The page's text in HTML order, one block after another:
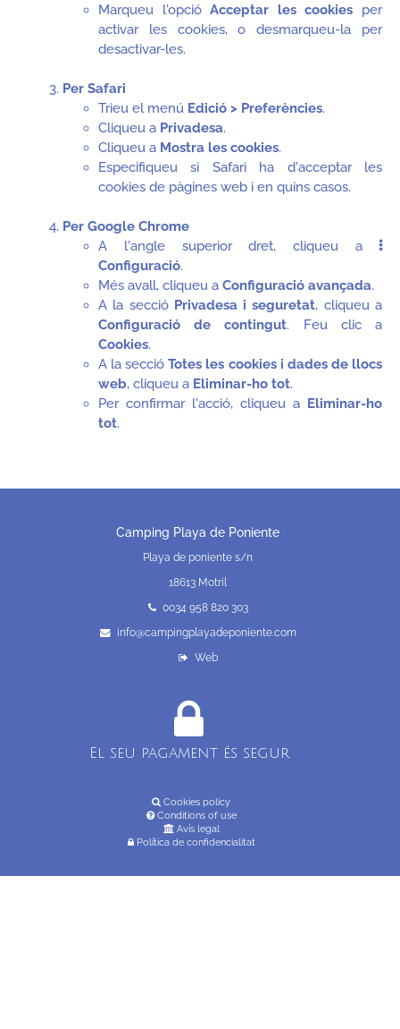
Marqueu l'opcióAcceptar les cookies per
activar les cookies, o desmarqueu-la per
desactivar-les.
Per Safari
Trieu el menú Edició > Preferències.
Cliqueu a Privadesa.
Cliqueu a Mostra les cookies.
Especifiqueu si Safari ha d'acceptar les
cookies de pàgines web i en quins casos.
Per Google Chrome
A l'angle superior dret, cliqueu a
Configuració.
Més avall, cliqueu a Configuració avançada.
A la secció Privadesa i seguretat, cliqueu a
Configuració de contingut. Feu clic a
Cookies.
A la seccióTotes les cookies i dades de llocs
web, cliqueu a Eliminar-ho tot.
Per confirmar l'acció, cliqueu a Eliminar-ho
tot.
Camping Playa de Poniente
Playa de poniente s/n
18613 Motril
0034 958 820 303
info@campingplayadeponiente.com
Web
El seu pagament és segur
Cookies policy
Conditions of use
Avís legal
Política de confidencialitat